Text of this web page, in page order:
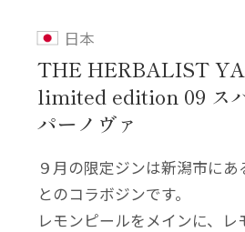
日本
THE HERBALIST
limited edition 09 ス
パーノヴァ
９月の限定ジンは新潟市にあ
とのコラボジンです。
レモンピールをメインに、レ